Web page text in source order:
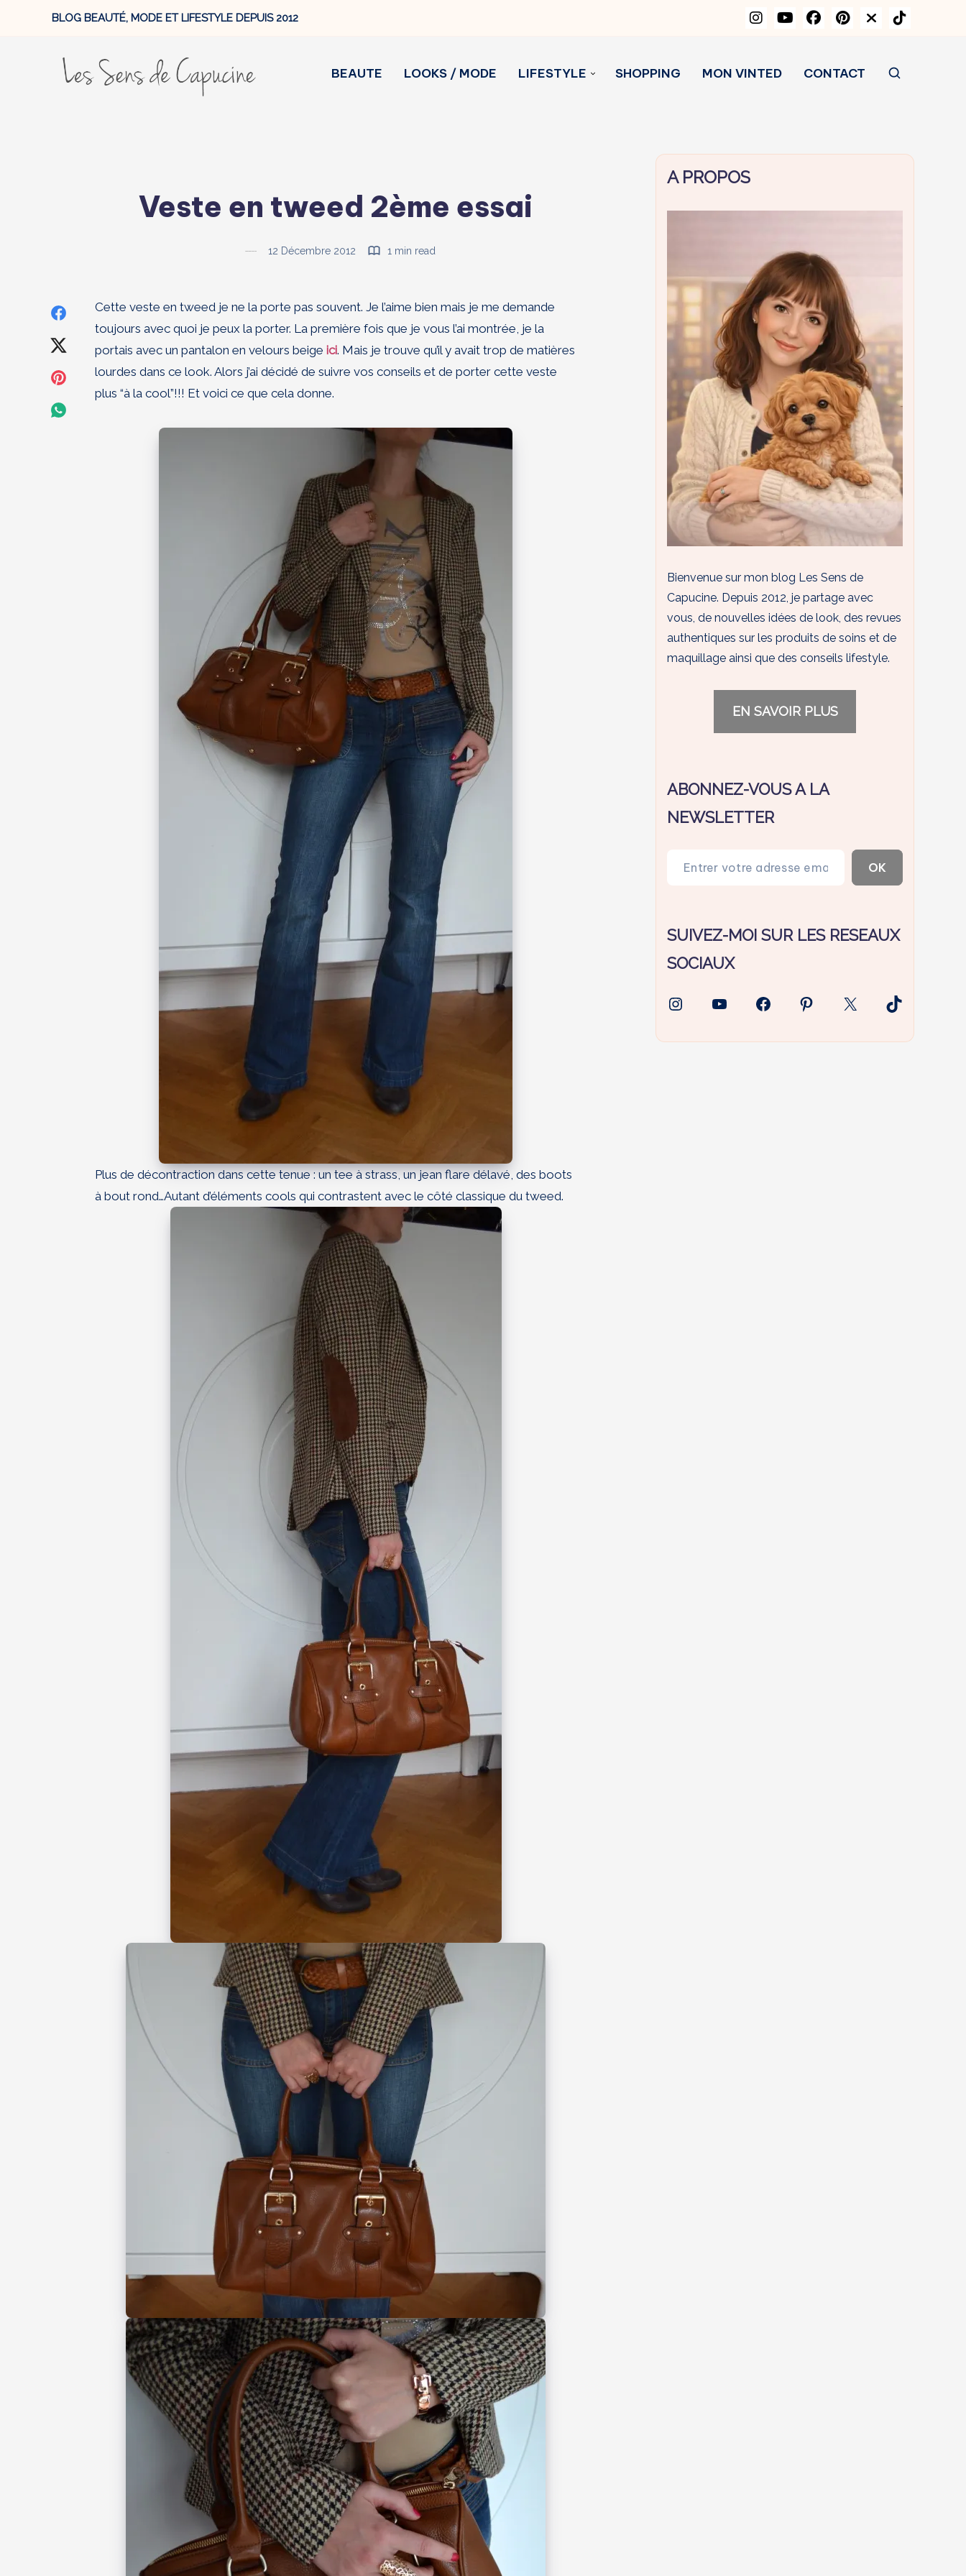
BLOG BEAUTÉ, MODE ET LIFESTYLE DEPUIS 2012
BEAUTE LOOKS / MODE LIFESTYLE SHOPPING MON VINTED CONTACT
Veste en tweed 2ème essai
12 Décembre 2012 1 min read
Share
Facebook
Twitter
Share
Cette veste en tweed je ne la porte pas souvent. Je l’aime bien mais je me demande
toujours avec quoi je peux la porter. La première fois que je vous l’ai montrée, je la
portais avec un pantalon en velours beige ici. Mais je trouve qu’il y avait trop de matières
lourdes dans ce look. Alors j’ai décidé de suivre vos conseils et de porter cette veste
plus “à la cool”!!! Et voici ce que cela donne.
Plus de décontraction dans cette tenue : un tee à strass, un jean flare délavé, des boots
à bout rond…Autant d’éléments cools qui contrastent avec le côté classique du tweed.
A PROPOS
Bienvenue sur mon blog Les Sens de
Capucine. Depuis 2012, je partage avec
vous, de nouvelles idées de look, des revues
authentiques sur les produits de soins et de
maquillage ainsi que des conseils lifestyle.
EN SAVOIR PLUS
ABONNEZ-VOUS A LA
NEWSLETTER
OK
SUIVEZ-MOI SUR LES RESEAUX
SOCIAUX
InstagramYouTubeFacebookPinterest
X TikTok